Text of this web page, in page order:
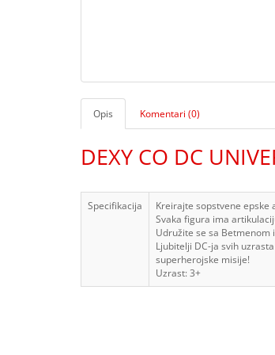
Opis Komentari (0)
DEXY CO DC
Specifikacija
Kreirajte sopstvene epske
Svaka figura ima
Udružite se sa Betmenom
Ljubitelji DC-ja svih
superherojske misije!
Uzrast: 3+